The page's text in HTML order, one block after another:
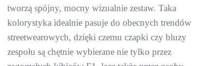
tworzą spójny, mocny wizualnie zestaw. Taka
kolorystyka idealnie pasuje do obecnych trendów
streetwearowych, dzięki czemu czapki czy bluzy
zespołu są chętnie wybierane nie tylko przez